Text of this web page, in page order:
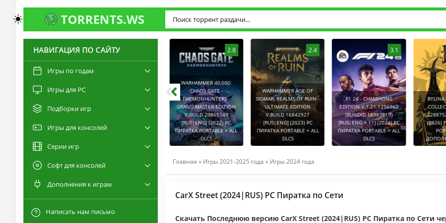
TORRENTS.WS
НАВИГАЦИЯ ПО САЙТУ
Игры по годам
Игры для PC
Подборки игр
Игры для консолей
Серии игр
Софт для консолей
Дополнения к играм
Написать нам письмо
3.0
RESIDENT EVIL 9:
REQUIEM - DELUXE
EDITION V.BUILD
(2026) PC ПИРАТКА
[RUS|ENG] (2026) PC
2.8
WARHAMMER 40,000:
CHAOS GATE -
DAEMONHUNTERS -
GRAND MASTER EDITION
V.BUILD 20865149
[RUS|ENG] (2022) PC
ПИРАТКА PORTABLE + ALL
DLCS
2.4
WARHAMMER AGE OF
SIGMAR: REALMS OF RUIN -
ULTIMATE EDITION
V.BUILD 16842927
[RUS|ENG] (2023) PC
ПИРАТКА PORTABLE + ALL
DLCS
3.1
F1 24 - CHAMPIONS
EDITION V.1.21.1256962
(BUILDID 18983819)
[RUS|ENG + 11] (2024) PC
ПИРАТКА PORTABLE + ALL
DLCS
BYLINA
(2026)
Главная » Игры 2021-2025 года » Игры 2024 года
CarX Street (2024|RUS) PC Пиратка по Сети
Скачать Последнюю версию CarX Street (2024|RUS) PC Пиратка по Сети
☀️